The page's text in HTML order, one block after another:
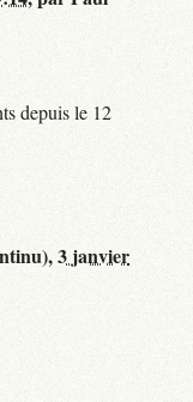
depuis le 12
3 janvier